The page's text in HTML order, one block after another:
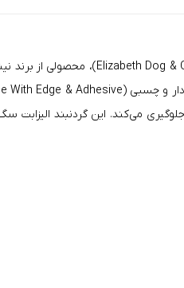
، محصولی از برند
می‌کند. این گردنبند